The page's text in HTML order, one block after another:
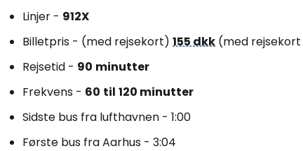
Linjer - 912X
Billetpris - (med rejsekort) 155 dkk (med rejsekort
Rejsetid - 90 minutter
Frekvens - 60 til 120 minutter
Sidste bus fra lufthavnen - 1:00
Første bus fra Aarhus - 3:04